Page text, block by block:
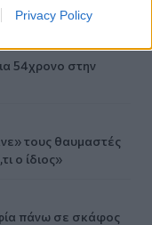
Privacy Policy
54χρονο στην
τους θαυμαστές
ο ίδιος»
πάνω σε σκάφος